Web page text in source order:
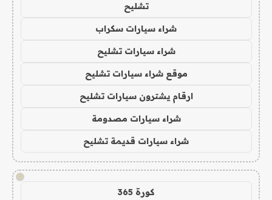
تشليح
شراء سيارات سكراب
شراء سيارات تشليح
موقع شراء سيارات تشليح
ارقام يشترون سيارات تشليح
شراء سيارات مصدومة
شراء سيارات قديمة تشليح
!
كورة 365